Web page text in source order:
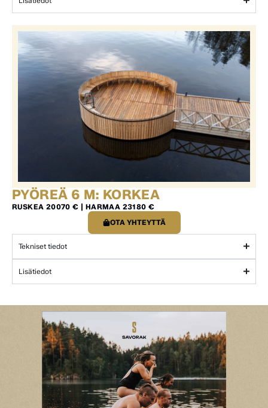
PYÖREÄ 6 M: KORKEA
RUSKEA 20070 € | HARMAA 23180 €
OTA YHTEYTTÄ
Tekniset tiedot
Lisätiedot